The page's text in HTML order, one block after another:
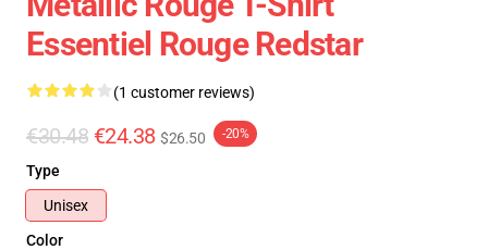
Essentiel Rouge Redstar
(1 customer reviews)
€30.48 €24.38 $26.50 -20%
Type
Unisex
Color